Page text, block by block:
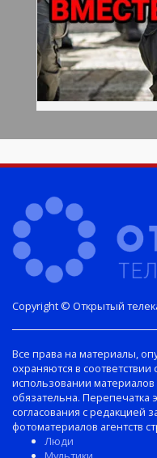
Все права на материалы,
охраняются в
использовании материалов
обязательна. Перепечатка
согласования с
фотоматериалов агентств
Люди